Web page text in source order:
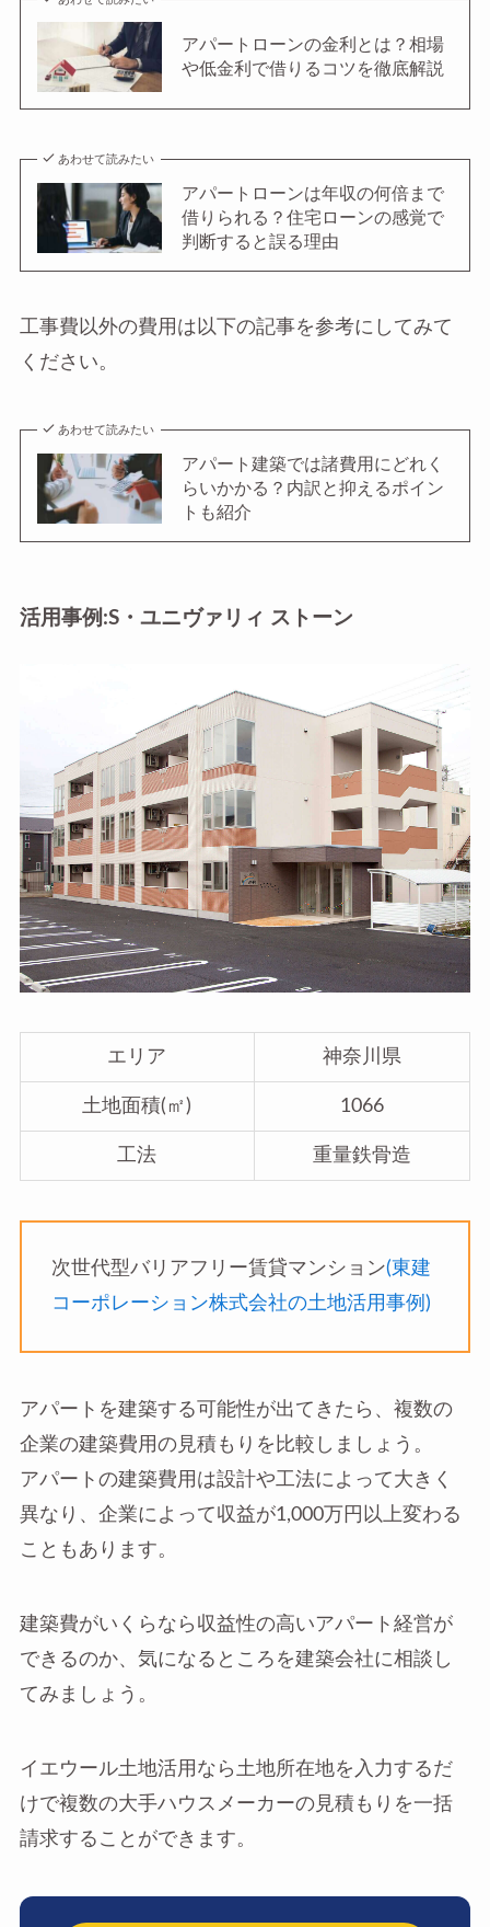
アパートローンの金利とは？相場
や低金利で借りるコツを徹底解説
あわせて読みたい
アパートローンは年収の何倍まで
借りられる？住宅ローンの感覚で
判断すると誤る理由
工事費以外の費用は以下の記事を参考にしてみて
ください。
あわせて読みたい
アパート建築では諸費用にどれく
らいかかる？内訳と抑えるポイン
トも紹介
活用事例:S・ユニヴァリィ ストーン
エリア 神奈川県
土地面積(㎡) 1066
工法 重量鉄骨造
次世代型バリアフリー賃貸マンション(東建
コーポレーション株式会社の土地活用事例)
アパートを建築する可能性が出てきたら、複数の
企業の建築費用の見積もりを比較しましょう。
アパートの建築費用は設計や工法によって大きく
異なり、企業によって収益が1,000万円以上変わる
こともあります。
建築費がいくらなら収益性の高いアパート経営が
できるのか、気になるところを建築会社に相談し
てみましょう。
イエウール土地活用なら土地所在地を入力するだ
けで複数の大手ハウスメーカーの見積もりを一括
請求することができます。